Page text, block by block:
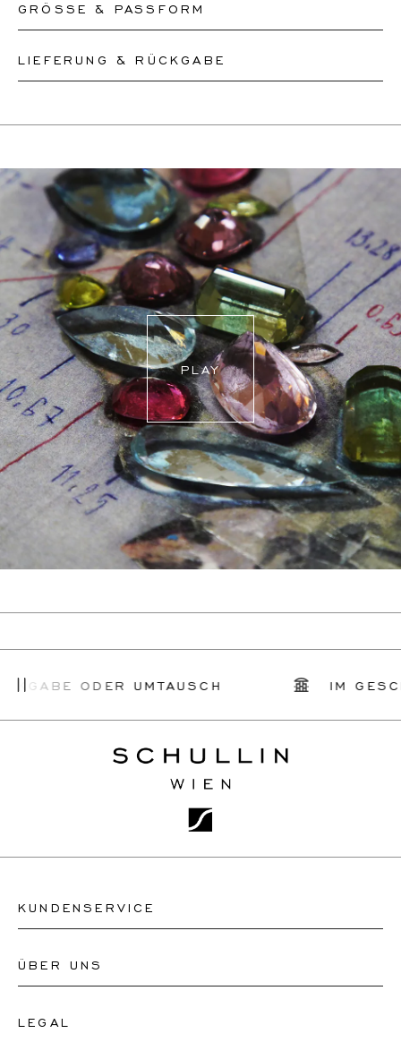
GRÖSSE & PASSFORM
Unsere Ringe sind in den Größen 50-56 sofort lieferbar.
Wenn Sie sich über Ihre Ringgröße unsicher sind,
auszuwählen. Unsere Teammitglieder werden Ihnen per
E-Mail helfen, die richtige Ringgröße herauszufinden.
LIEFERUNG & RÜCKGABE
zurückgeben oder umtauschen.
Wenn eine Größenänderung erforderlich ist, werden
unsere Mitarbeiter den genauen Liefertermin mit Ihnen
abstimmen.
Für weitere Informationen besuchen Sie bitte unsere
FAQ's.
PLAY
ODER UMTAUSCH IM
KUNDENSERVICE
Kontakt Uhrengeschäft
ÜBER UNS
Über uns
LEGAL